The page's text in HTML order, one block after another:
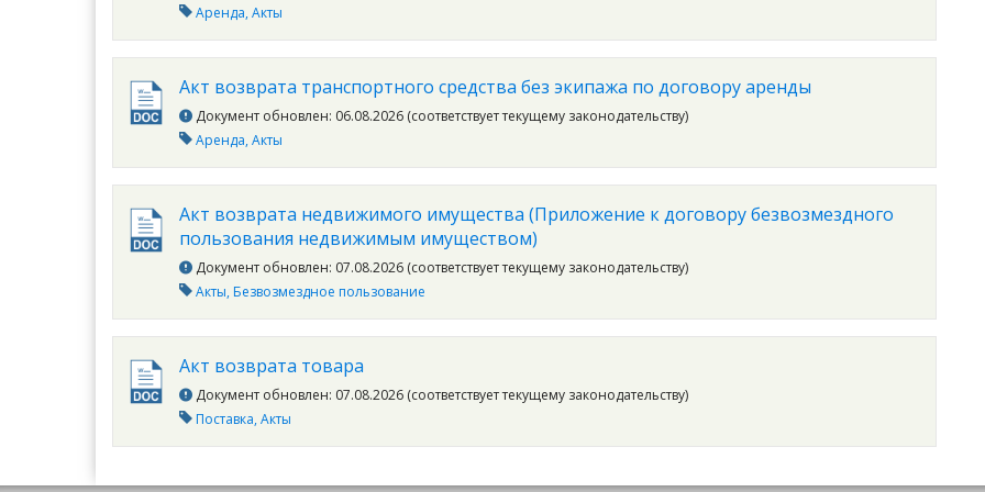
Аренда Акты
Акт возврата транспортного средства без экипажа по договору аренды
Документ обновлен: 06.08.2026 (соответствует текущему законодательству)
Аренда Акты
Акт возврата недвижимого имущества (Приложение к договору безвозмездного
пользования недвижимым имуществом)
Документ обновлен: 07.08.2026 (соответствует текущему законодательству)
Акты Безвозмездное пользование
Акт возврата товара
Документ обновлен: 07.08.2026 (соответствует текущему законодательству)
Поставка Акты